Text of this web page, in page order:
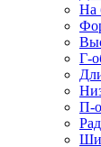
На
Г-
П-